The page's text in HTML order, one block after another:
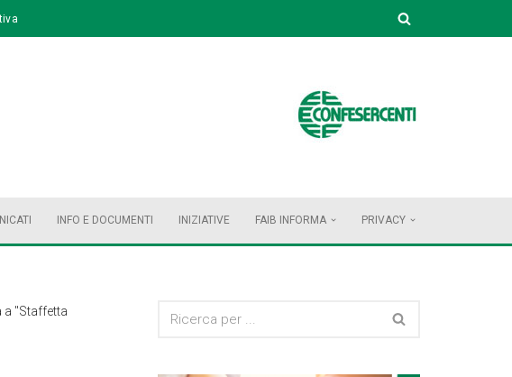
INFO E DOCUMENTI INIZIATIVE FAIB INFORMA PRIVACY
a "Staffetta